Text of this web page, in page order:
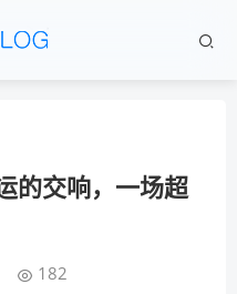
的交响，一场超
182